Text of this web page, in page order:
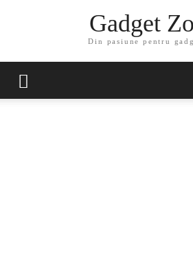
Gadget
Din pasiune pentru